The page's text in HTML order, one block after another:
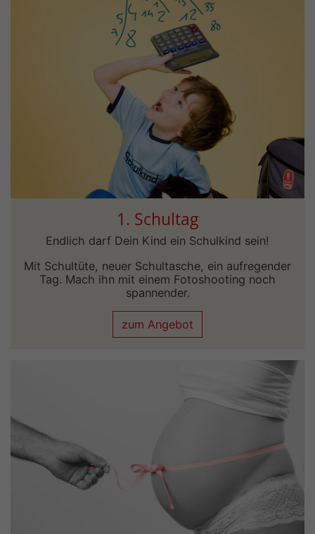
1. Schultag
Endlich darf Dein Kind ein Schulkind sein!
Mit Schultüte, neuer Schultasche, ein aufregender
Tag. Mach ihn mit einem Fotoshooting noch
spannender.
zum Angebot